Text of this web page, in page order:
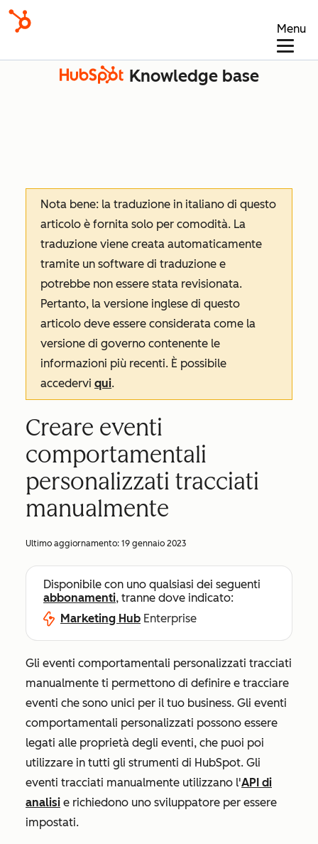
Menu
Knowledge base
Nota bene: la traduzione in italiano di questo
articolo è fornita solo per comodità. La
traduzione viene creata automaticamente
tramite un software di traduzione e
potrebbe non essere stata revisionata.
Pertanto, la versione inglese di questo
articolo deve essere considerata come la
versione di governo contenente le
informazioni più recenti. È possibile
accedervi qui.
Creare eventi
comportamentali
personalizzati tracciati
manualmente
Ultimo aggiornamento: 19 gennaio 2023
Disponibile con uno qualsiasi dei seguenti
abbonamenti, tranne dove indicato:
Marketing Hub Enterprise
Gli eventi comportamentali personalizzati tracciati
manualmente ti permettono di definire e tracciare
eventi che sono unici per il tuo business. Gli eventi
comportamentali personalizzati possono essere
legati alle proprietà degli eventi, che puoi poi
utilizzare in tutti gli strumenti di HubSpot. Gli
eventi tracciati manualmente utilizzano l'API di
analisi e richiedono uno sviluppatore per essere
impostati.